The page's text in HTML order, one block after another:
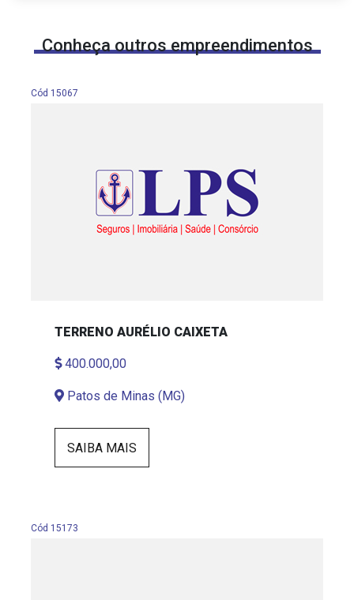
Conheça outros empreendimentos
Cód 15067
TERRENO AURÉLIO CAIXETA
400.000,00
Patos de Minas (MG)
SAIBA MAIS
Cód 15173